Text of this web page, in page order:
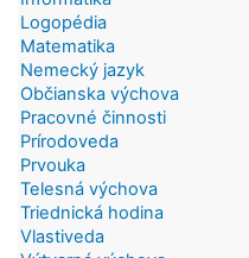
Logopédia
Matematika
Nemecký jazyk
Občianska výchova
Pracovné činnosti
Prírodoveda
Prvouka
Telesná výchova
Triednická hodina
Vlastiveda